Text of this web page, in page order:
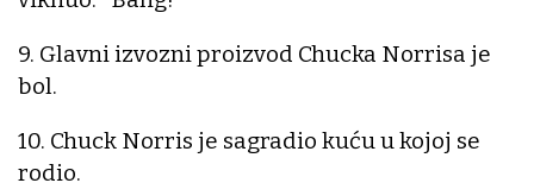
9. Glavni izvozni proizvod Chucka Norrisa je
bol.
10. Chuck Norris je sagradio kuću u kojoj se
rodio.